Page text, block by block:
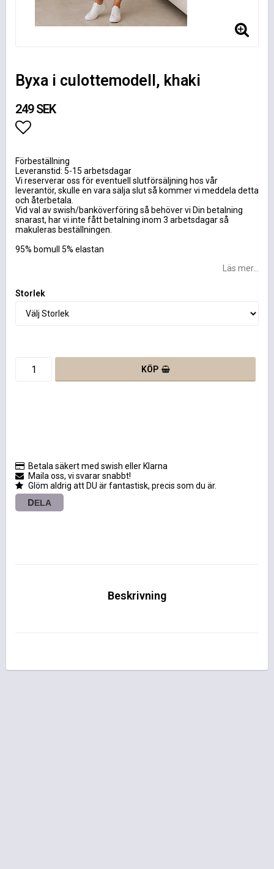
Byxa i culottemodell, khaki
249 SEK
Förbeställning
Leveranstid: 5-15 arbetsdagar
Vi reserverar oss för eventuell slutförsäljning hos vår
leverantör, skulle en vara sälja slut så kommer vi meddela detta
och återbetala.
Vid val av swish/banköverföring så behöver vi Din betalning
snarast, har vi inte fått betalning inom 3 arbetsdagar så
makuleras beställningen.
95% bomull 5% elastan
Läs mer...
Storlek
KÖP
Betala säkert med swish eller Klarna
Maila oss, vi svarar snabbt!
Glöm aldrig att DU är fantastisk, precis som du är.
DELA
Beskrivning